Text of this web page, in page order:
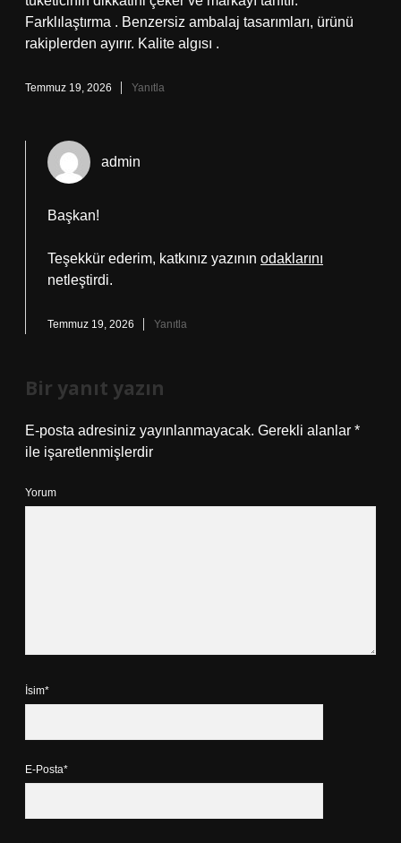
Farklılaştırma . Benzersiz ambalaj tasarımları, ürünü
rakiplerden ayırır. Kalite algısı .
Temmuz 19, 2026 Yanıtla
admin
Başkan!
Teşekkür ederim, katkınız yazının odaklarını
netleştirdi.
Temmuz 19, 2026 Yanıtla
Bir yanıt yazın
E-posta adresiniz yayınlanmayacak. Gerekli alanlar *
ile işaretlenmişlerdir
Yorum
İsim*
E-Posta*